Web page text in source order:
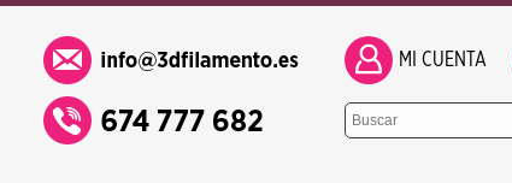
MI CUENTA